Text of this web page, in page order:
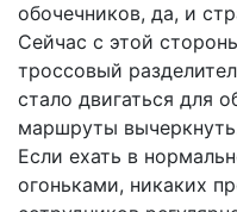
обочечников, да, и
Сейчас с этой
троссовый
стало двигаться для
маршруты
Если ехать в
огоньками, никаких